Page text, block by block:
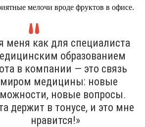
мелочи вроде фруктов в офисе.
меня как для специалиста
образованием
в компании — это связь
медицины: новые
новые вопросы.
держит в тонусе, и это мне
нравится!»